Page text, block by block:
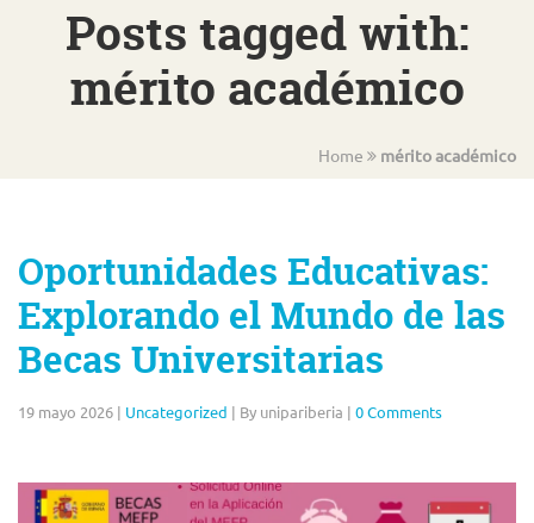
Posts tagged with:
mérito académico
Home mérito académico
Oportunidades Educativas:
Explorando el Mundo de las
Becas Universitarias
19 mayo 2026 | Uncategorized | By unipariberia | 0 Comments